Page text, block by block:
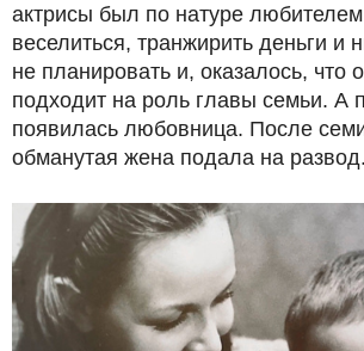
актрисы был по натуре любителем
веселиться, транжирить деньги и
не планировать и, оказалось, что
подходит на роль главы семьи. А
появилась любовница. После
обманутая жена подала на развод.